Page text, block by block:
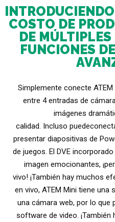
COSTO DE
DE
FUNCIONES
Simplemente conecte
entre 4 entradas de
imágenes
calidad. Incluso puede
presentar diapositivas de
de juegos. El DVE
imagen emocionantes,
vivo! ¡También hay muchos
en vivo, ATEM Mini tiene una
una cámara web, por lo que
software de video. ¡También